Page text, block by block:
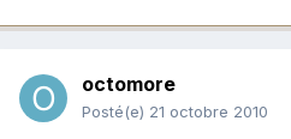
octomore
Posté(e) 21 octobre 2010